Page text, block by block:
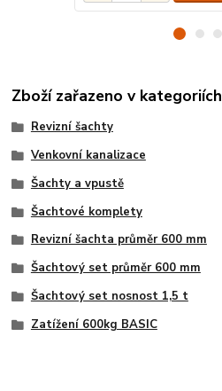
Zboží zařazeno v kategoriích
Revizní šachty
Venkovní kanalizace
Šachty a vpustě
Šachtové komplety
Revizní šachta průměr 600 mm
Šachtový set průměr 600 mm
Šachtový set nosnost 1,5 t
Zatížení 600kg BASIC